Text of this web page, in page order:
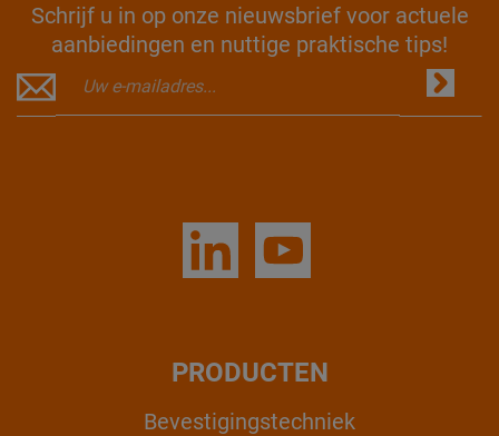
Schrijf u in op onze nieuwsbrief voor actuele
aanbiedingen en nuttige praktische tips!
PRODUCTEN
Bevestigingstechniek